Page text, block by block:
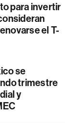
para invertir
el T-
se
trimestre
y